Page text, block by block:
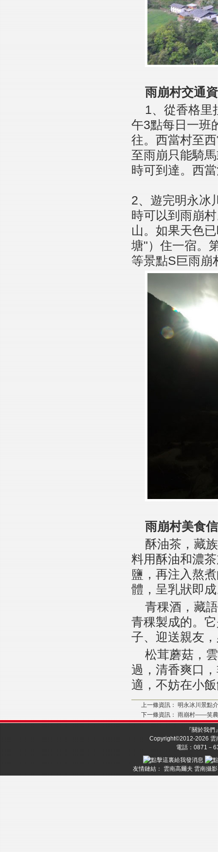
雨崩村交通
1、從香格里
午3點每日一班
往。西當村至
至雨崩只能騎
時可到達。西
2、遊完明永冰
時可以到雨崩
山。如果天色
塘"）住一宿。
等景點S巨雨崩
雨崩村美食
酥油茶，藏
料用酥油和濃
鹽，再注入熬
體，呈乳狀即
青稞酒，藏
青稞製成的。
子、迎送親友
松茸蘑菇，
過，清香爽口
適，不妨在小
上一條資訊： 明永冰川景點
下一條資訊： 雨崩村——笑
『關於我們
Copyright©2012-2026雲
電話：0871－
友情鏈結：雲南高爾夫 雲南攝影